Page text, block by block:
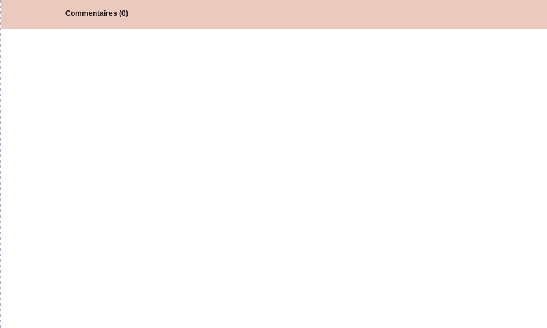
Commentaires (0)